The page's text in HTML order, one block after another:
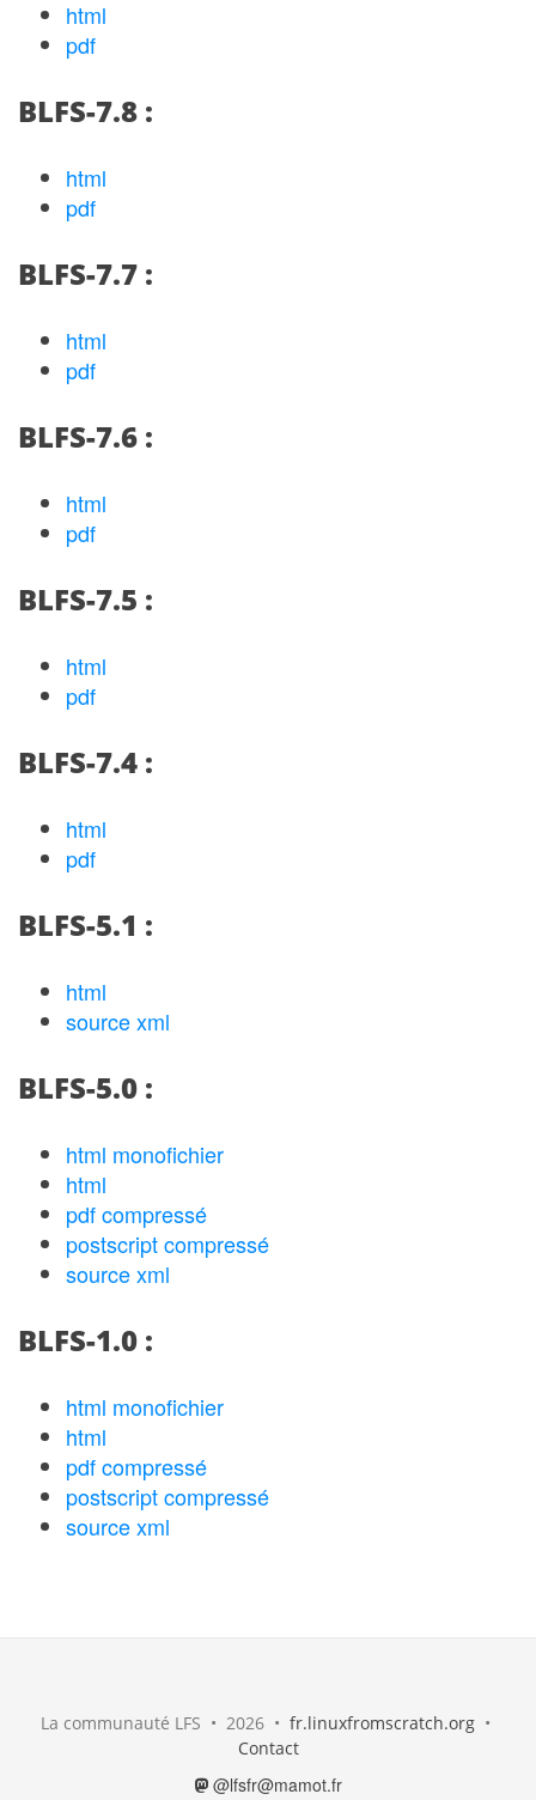
html
pdf
BLFS-7.8 :
html
pdf
BLFS-7.7 :
html
pdf
BLFS-7.6 :
html
pdf
BLFS-7.5 :
html
pdf
BLFS-7.4 :
html
pdf
BLFS-5.1 :
html
source xml
BLFS-5.0 :
html monofichier
html
pdf compressé
postscript compressé
source xml
BLFS-1.0 :
html monofichier
html
pdf compressé
postscript compressé
source xml
La communauté LFS • 2026 • fr.linuxfromscratch.org •
Contact
@lfsfr@mamot.fr